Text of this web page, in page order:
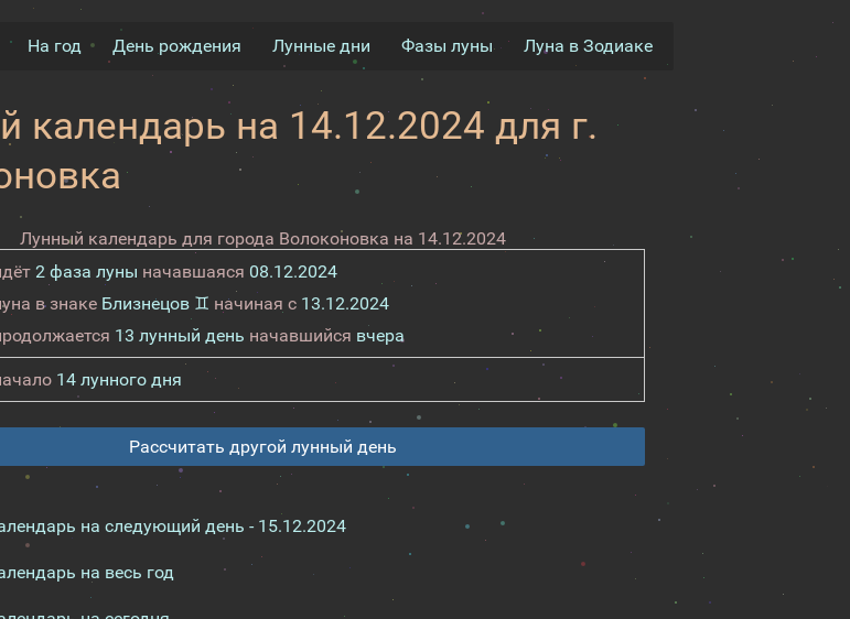
На год День рождения Лунные дни Фазы луны Луна в Зодиаке
календарь на 14.12.2024 для г.
Лунный календарь для города Волоконовка на 14.12.2024
2 фаза луны начавшаяся 08.12.2024
в знаке Близнецов ♊ начиная с 13.12.2024
13 лунный день начавшийся вчера
14 лунного дня
Рассчитать другой лунный день
на следующий день - 15.12.2024
на весь год